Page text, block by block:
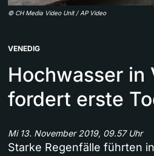
© CH Media Video Unit / AP Video
VENEDIG
Hochwasser in
fordert erste
Mi 13. November 2019, 09.57 Uhr
Starke Regenfälle führten